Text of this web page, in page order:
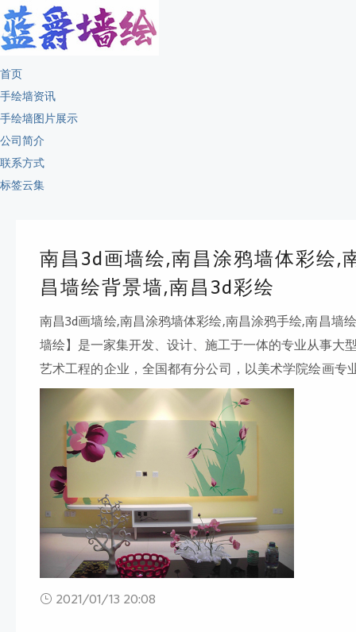
首页
手绘墙资讯
手绘墙图片展示
公司简介
联系方式
标签云集
南昌3d画墙绘,南昌涂鸦墙体彩绘,
昌墙绘背景墙,南昌3d彩绘
南昌3d画墙绘,南昌涂鸦墙体彩绘,南昌涂鸦手绘,南昌墙
墙绘】是一家集开发、设计、施工于一体的专业从事大
艺术工程的企业，全国都有分公司，以美术学院绘画专
村文化墙彩绘、餐厅墙绘、3D立体画、酒店挂画、装饰
风景画、山水画、人物画定制。多年来凭着各界朋友的
评价。墙绘如何快速打稿起形，创意墙绘是怎么做的？
来说是能力的体现，能力差的画师优柔寡断，能力强的
2021/01/13 20:08